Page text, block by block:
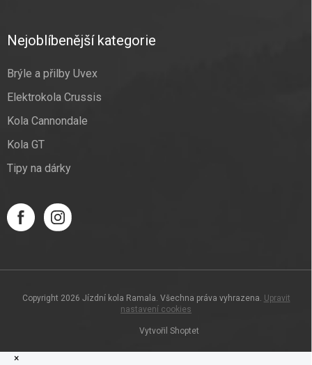
Nejoblíbenější kategorie
Brýle a přilby Uvex
Elektrokola Crussis
Kola Cannondale
Kola GT
Tipy na dárky
Vytvořil Shoptet
Copyright 2026 Jízdní kola Ramala. Všechna práva vyhrazena. Upravit
nastavení cookies
×